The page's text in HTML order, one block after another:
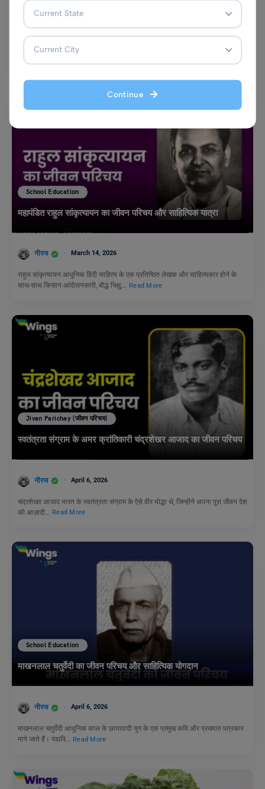
Continue
नीरज November 27, 2025
रवींद्र केलेकर कोंकणी और मराठी भाषा के प्रसिद्ध लेखक, पत्रकार, भाषाविद् और रचनात्मक
विचारक हैं। वे ‘भारतीय स्वतंत्रता…
School Education
महापंडित राहुल सांकृत्यायन का जीवन परिचय और साहित्यिक यात्रा
नीरज March 14, 2026
राहुल सांकृत्यायन आधुनिक हिंदी साहित्य के एक प्रतिष्ठित लेखक और साहित्यकार होने के
साथ-साथ किसान आंदोलनकारी, बौद्ध भिक्षु,… Read More
Jivan Parichay (जीवन परिचय)
स्वतंत्रता संग्राम के अमर क्रांतिकारी चंद्रशेखर आजाद का जीवन परिचय
नीरज April 6, 2026
चंद्रशेखर आजाद भारत के स्वतंत्रता संग्राम के ऐसे वीर योद्धा थे, जिन्होंने अपना पूरा जीवन देश
की आज़ादी…
Read More
School Education
माखनलाल चतुर्वेदी का जीवन परिचय और साहित्यिक योगदान
नीरज April 6, 2026
माखनलाल चतुर्वेदी आधुनिक काल के छायावादी युग के एक प्रमुख कवि और प्रख्यात पत्रकार
माने जाते हैं। यद्यपि… Read More